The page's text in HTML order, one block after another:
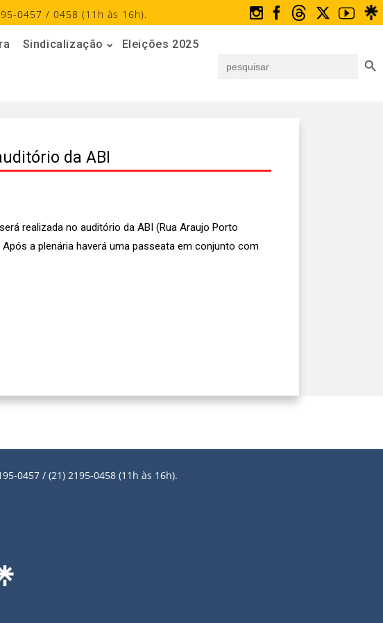
0457 / 0458 (11h às 16h).
Sindicalização
Eleições 2025
for:
da ABI
realizada no auditório da ABI (Rua Araujo Porto
a plenária haverá uma passeata em conjunto com
0457 / (21) 2195-0458 (11h às 16h).